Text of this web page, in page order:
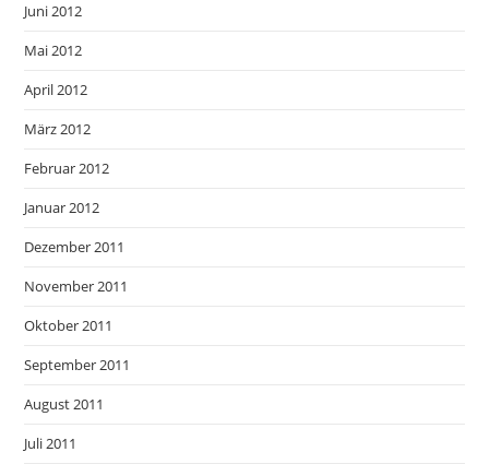
Juni 2012
Mai 2012
April 2012
März 2012
Februar 2012
Januar 2012
Dezember 2011
November 2011
Oktober 2011
September 2011
August 2011
Juli 2011